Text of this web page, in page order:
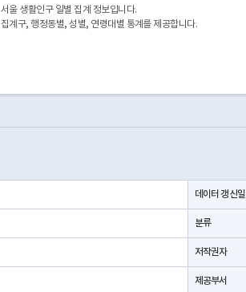
서울 생활인구 일별 집계 정보입니다.
집계구, 행정동별, 성별, 연령대별 통계를 제공합니다.
데이터 갱신일
분류
저작권자
제공부서